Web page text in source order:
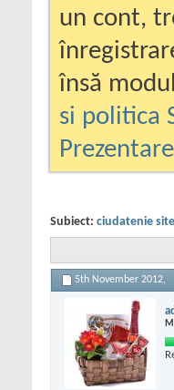
un cont,
însă
si politica
Subiect: ciudatenie
5th November 2012,